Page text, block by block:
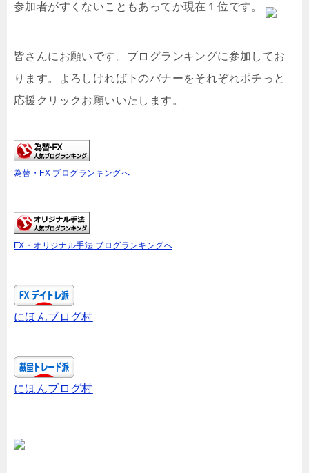
参加者がすくないこともあってか現在１位です。
皆さんにお願いです。ブログランキングに参加してお
ります。よろしければ下のバナーをそれぞれポチっと
応援クリックお願いいたします。
為替・FX ブログランキングへ
FX・オリジナル手法 ブログランキングへ
にほんブログ村
にほんブログ村